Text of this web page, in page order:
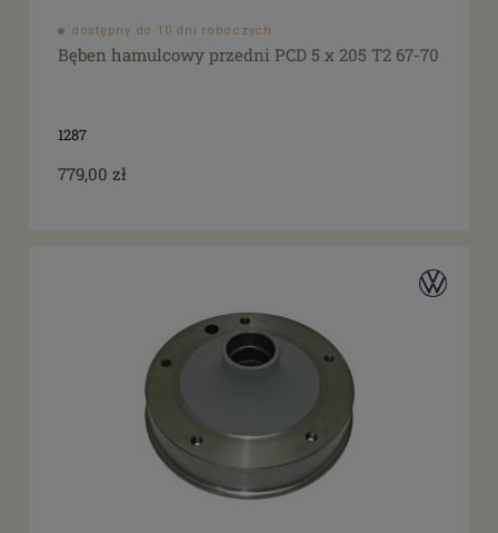
dostępny do 10 dni roboczych
Bęben hamulcowy przedni PCD 5 x 205 T2 67-70
1287
779,00 zł